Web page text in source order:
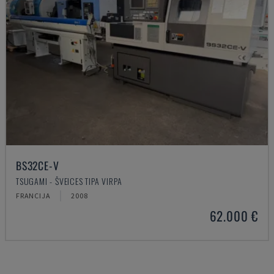
BS32CE-V
TSUGAMI - ŠVEICES TIPA VIRPA
FRANCIJA 2008
62.000 €